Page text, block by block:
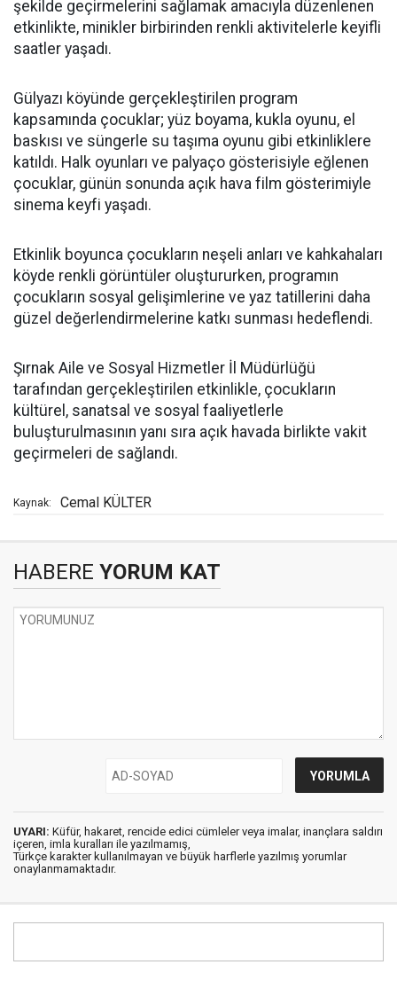
şekilde geçirmelerini sağlamak amacıyla düzenlenen
etkinlikte, minikler birbirinden renkli aktivitelerle keyifli
saatler yaşadı.
Gülyazı köyünde gerçekleştirilen program
kapsamında çocuklar; yüz boyama, kukla oyunu, el
baskısı ve süngerle su taşıma oyunu gibi etkinliklere
katıldı. Halk oyunları ve palyaço gösterisiyle eğlenen
çocuklar, günün sonunda açık hava film gösterimiyle
sinema keyfi yaşadı.
Etkinlik boyunca çocukların neşeli anları ve kahkahaları
köyde renkli görüntüler oluştururken, programın
çocukların sosyal gelişimlerine ve yaz tatillerini daha
güzel değerlendirmelerine katkı sunması hedeflendi.
Şırnak Aile ve Sosyal Hizmetler İl Müdürlüğü
tarafından gerçekleştirilen etkinlikle, çocukların
kültürel, sanatsal ve sosyal faaliyetlerle
buluşturulmasının yanı sıra açık havada birlikte vakit
geçirmeleri de sağlandı.
Kaynak: Cemal KÜLTER
HABERE YORUM KAT
UYARI: Küfür, hakaret, rencide edici cümleler veya imalar, inançlara saldırı
içeren, imla kuralları ile yazılmamış,
Türkçe karakter kullanılmayan ve büyük harflerle yazılmış yorumlar
onaylanmamaktadır.